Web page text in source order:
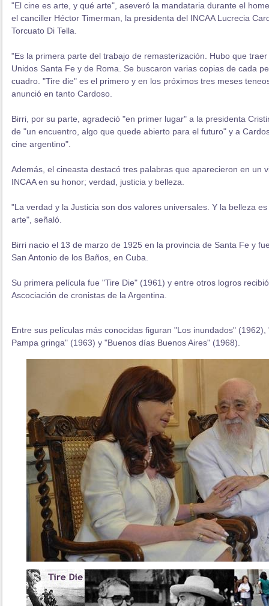
"El cine es arte, y qué arte", aseveró la mandataria durante el
el canciller Héctor Timerman, la presidenta del INCAA Lucrecia
Torcuato Di Tella.
"Es la primera parte del trabajo de remasterización. Hubo que
Unidos Santa Fe y de Roma. Se buscaron varias copias de cada
cuadro. "Tire die" es el primero y en los próximos tres meses
anunció en tanto Cardoso.
Birri, por su parte, agradeció "en primer lugar" a la presidenta
de "un encuentro, algo que quede abierto para el futuro" y a
cine argentino".
Además, el cineasta destacó tres palabras que aparecieron en un
INCAA en su honor; verdad, justicia y belleza.
"La verdad y la Justicia son dos valores universales. Y la belleza
arte", señaló.
Birri nacio el 13 de marzo de 1925 en la provincia de Santa Fe y
San Antonio de los Baños, en Cuba.
Su primera película fue "Tire Die" (1961) y entre otros logros
Ascociación de cronistas de la Argentina.
Entre sus películas más conocidas figuran "Los inundados"
Pampa gringa" (1963) y "Buenos días Buenos Aires" (1968).